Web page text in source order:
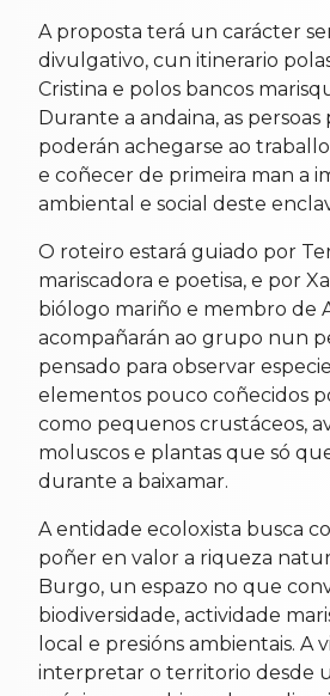
A proposta terá un carácter
divulgativo, cun itinerario
Cristina e polos bancos
Durante a andaina, as
poderán achegarse ao
e coñecer de primeira man a
ambiental e social deste
O roteiro estará guiado por
mariscadora e poetisa, e por
biólogo mariño e membro de
acompañarán ao grupo nun
pensado para observar
elementos pouco coñecidos
como pequenos crustáceos,
moluscos e plantas que só
durante a baixamar.
A entidade ecoloxista busca
poñer en valor a riqueza
Burgo, un espazo no que
biodiversidade, actividade
local e presións ambientais. A
interpretar o territorio desde